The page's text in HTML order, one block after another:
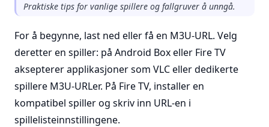
Praktiske tips for vanlige spillere og fallgruver å unngå.
For å begynne, last ned eller få en M3U-URL. Velg
deretter en spiller: på Android Box eller Fire TV
aksepterer applikasjoner som VLC eller dedikerte
spillere M3U-URLer. På Fire TV, installer en
kompatibel spiller og skriv inn URL-en i
spillelisteinnstillingene.